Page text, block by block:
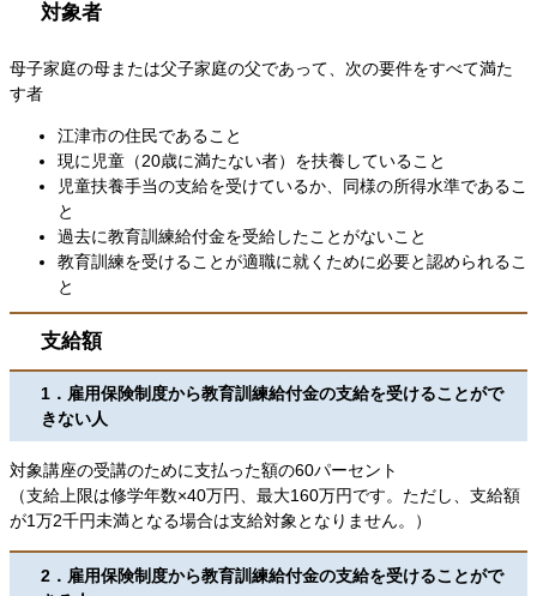
対象者
母子家庭の母または父子家庭の父であって、次の要件をすべて満た
す者
江津市の住民であること
現に児童（20歳に満たない者）を扶養していること
児童扶養手当の支給を受けているか、同様の所得水準であるこ
と
過去に教育訓練給付金を受給したことがないこと
教育訓練を受けることが適職に就くために必要と認められるこ
と
支給額
1．雇用保険制度から教育訓練給付金の支給を受けることがで
きない人
対象講座の受講のために支払った額の60パーセント
（支給上限は修学年数×40万円、最大160万円です。ただし、支給額
が1万2千円未満となる場合は支給対象となりません。）
2．雇用保険制度から教育訓練給付金の支給を受けることがで